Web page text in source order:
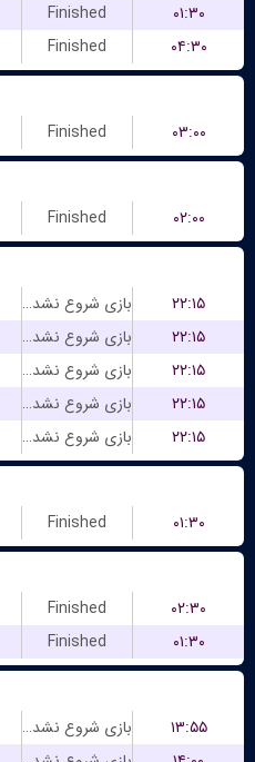
Finished
۰۱:۳۰
Finished
۰۴:۳۰
Finished
۰۳:۰۰
Finished
۰۲:۰۰
بازی شروع نشده است
۲۲:۱۵
بازی شروع نشده است
۲۲:۱۵
بازی شروع نشده است
۲۲:۱۵
بازی شروع نشده است
۲۲:۱۵
بازی شروع نشده است
۲۲:۱۵
Finished
۰۱:۳۰
Finished
۰۲:۳۰
Finished
۰۱:۳۰
بازی شروع نشده است
۱۳:۵۵